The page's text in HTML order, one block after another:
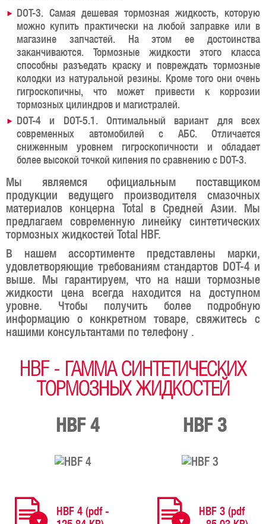
DOT-3. Самая дешевая тормозная жидкость, которую
можно купить практически на любой заправке или в
магазине запчастей. На этом ее достоинства
заканчиваются. Тормозные жидкости этого класса
способны разъедать краску и повреждать тормозные
колодки из натуральной резины. Кроме того они очень
гигроскопичны, что может привести к коррозии
тормозных цилиндров и магистралей.
DOT-4 и DOT-5.1. Оптимальный вариант для всех
современных автомобилей с АБС. Отличается
сниженным уровнем гигроскопичности и обладает
более высокой точкой кипения по сравнению с DOT-3.
Мы являемся официальным поставщиком
продукции ведущего производителя смазочных
материалов концерна Total в Средней Азии. Мы
предлагаем современную линейку синтетических
тормозных жидкостей Total HBF.
В нашем ассортименте представлены марки,
удовлетворяющие требованиям стандартов DOT-4 и
выше. Мы гарантируем, что на наши тормозные
жидкости цена всегда находится на доступном
уровне. Чтобы получить более подробную
информацию о конкретном товаре, свяжитесь с
нашими консультантами по телефону .
HBF - ГАММА СИНТЕТИЧЕСКИХ
ТОРМОЗНЫХ ЖИДКОСТЕЙ
HBF 4​​
HBF 4 (pdf -
HBF 3​
HBF 3 (pdf